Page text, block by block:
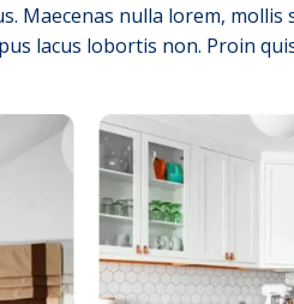
Maecenas nulla lorem, mollis
lacus lobortis non. Proin